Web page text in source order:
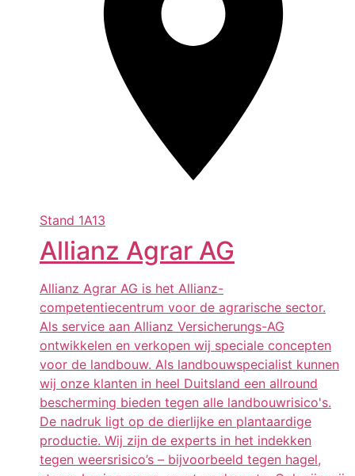
Stand 1A13
Allianz Agrar AG
Allianz Agrar AG is het Allianz-
competentiecentrum voor de agrarische sector.
Als service aan Allianz Versicherungs-AG
ontwikkelen en verkopen wij speciale concepten
voor de landbouw. Als landbouwspecialist kunnen
wij onze klanten in heel Duitsland een allround
bescherming bieden tegen alle landbouwrisico's.
De nadruk ligt op de dierlijke en plantaardige
productie. Wij zijn de experts in het indekken
tegen weersrisico’s – bijvoorbeeld tegen hagel,